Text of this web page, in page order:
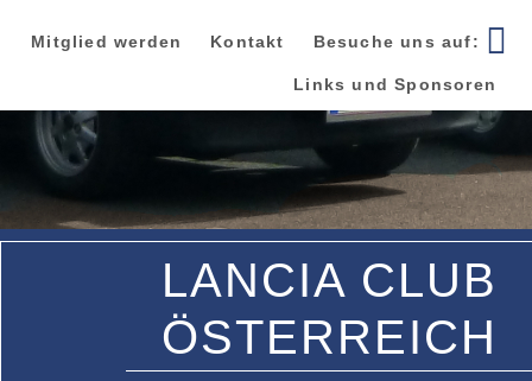
Hauptnavigation
Inhalt
Seitenspalte
Mitglied werden Kontakt Besuche uns auf:
Links und Sponsoren
LANCIA CLUB
ÖSTERREICH